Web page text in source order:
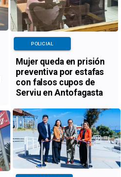
Mujer queda en prisión
preventiva por estafas
con falsos cupos de
Serviu en Antofagasta
POLICIAL